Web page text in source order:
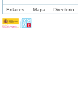
Enlaces Mapa Directorio